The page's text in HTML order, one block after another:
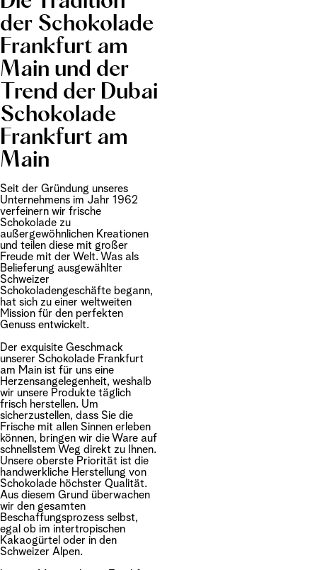
der Schokolade
Frankfurt am
Main und der
Trend der Dubai
Schokolade
Frankfurt am
Main
Seit der Gründung unseres
Unternehmens im Jahr 1962
verfeinern wir frische
Schokolade zu
außergewöhnlichen Kreationen
und teilen diese mit großer
Freude mit der Welt. Was als
Belieferung ausgewählter
Schweizer
Schokoladengeschäfte begann,
hat sich zu einer weltweiten
Mission für den perfekten
Genuss entwickelt.
Der exquisite Geschmack
unserer Schokolade Frankfurt
am Main ist für uns eine
Herzensangelegenheit, weshalb
wir unsere Produkte täglich
frisch herstellen. Um
sicherzustellen, dass Sie die
Frische mit allen Sinnen erleben
können, bringen wir die Ware auf
schnellstem Weg direkt zu Ihnen.
Unsere oberste Priorität ist die
handwerkliche Herstellung von
Schokolade höchster Qualität.
Aus diesem Grund überwachen
wir den gesamten
Beschaffungsprozess selbst,
egal ob im intertropischen
Kakaogürtel oder in den
Schweizer Alpen.